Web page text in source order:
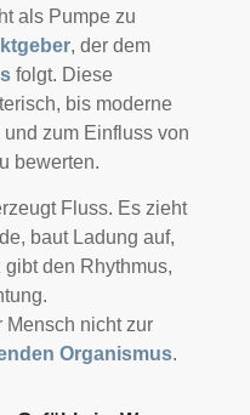
als Pumpe zu
, der dem
folgt. Diese
bis moderne
und zum Einfluss von
bewerten.
Fluss. Es zieht
baut Ladung auf,
den Rhythmus,
Mensch nicht zur
Organismus.